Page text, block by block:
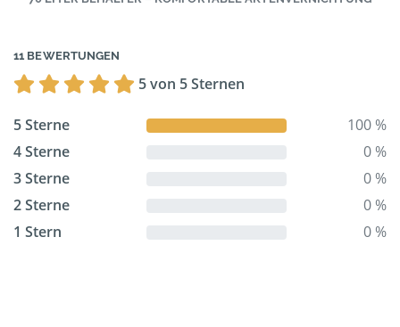
11 BEWERTUNGEN
5 von 5 Sternen
5 Sterne
100 %
4 Sterne
0 %
3 Sterne
0 %
2 Sterne
0 %
1 Stern
0 %